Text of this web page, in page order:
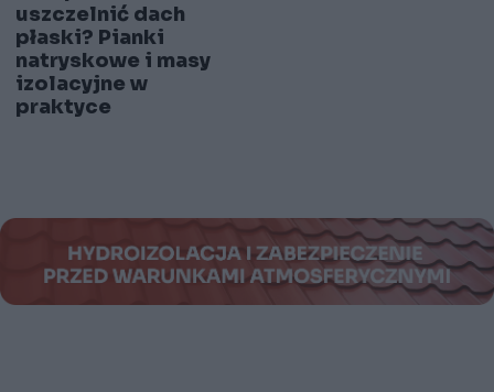
uszczelnić dach
płaski? Pianki
natryskowe i masy
izolacyjne w
praktyce